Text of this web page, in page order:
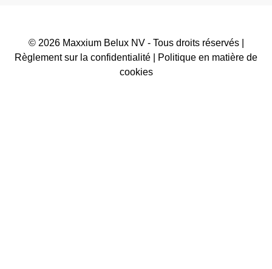
© 2026 Maxxium Belux NV - Tous droits réservés |
Règlement sur la confidentialité
Politique en matière de
cookies